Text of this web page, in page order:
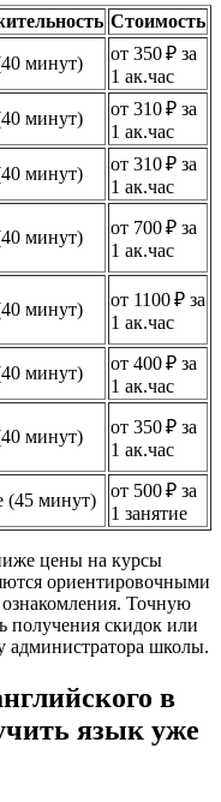
Стоимость
минут)
от 350 ₽ за
1 ак.час
минут)
от 310 ₽ за
1 ак.час
минут)
от 310 ₽ за
1 ак.час
минут)
от 700 ₽ за
1 ак.час
минут)
от 1100 ₽ за
1 ак.час
минут)
от 400 ₽ за
1 ак.час
минут)
от 350 ₽ за
1 ак.час
(45 минут)
от 500 ₽ за
1 занятие
цены на курсы
ориентировочными
Точную
получения скидок или
администратора школы.
в
язык уже